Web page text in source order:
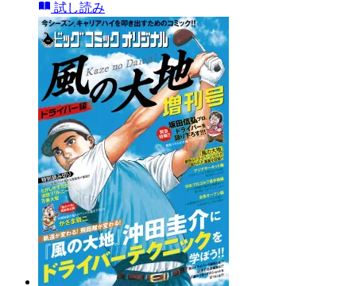
試し読み